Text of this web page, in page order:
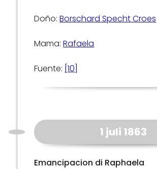
Doño:Borschard Specht Croes
Mama:Rafaela
Fuente: [10]
1 juli 1863
Emancipacion di Raphaela